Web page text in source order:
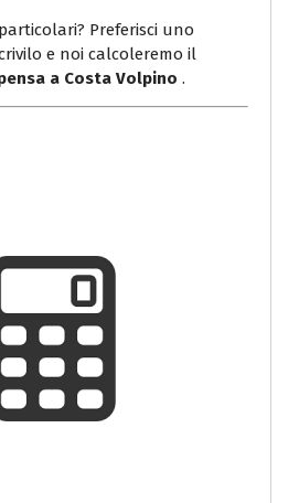
Preferisci uno
e noi calcoleremo il
a Costa Volpino .